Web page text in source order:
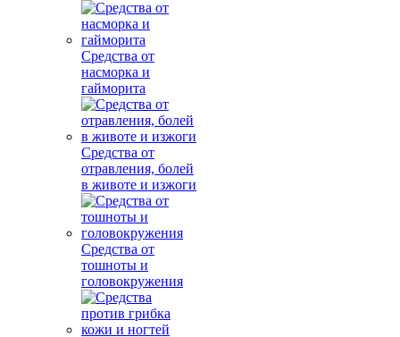
Средства от
насморка и
гайморита
Средства от
отравления, болей
в животе и изжоги
Средства от
тошноты и
головокружения